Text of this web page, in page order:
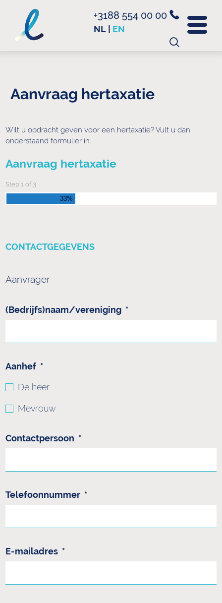
+3188 554 00 00
NL EN
Aanvraag hertaxatie
Wilt u opdracht geven voor een hertaxatie? Vult u dan
onderstaand formulier in.
Aanvraag hertaxatie
Step1 of 3
33%
CONTACTGEGEVENS
Aanvrager
(Bedrijfs)naam/vereniging *
Aanhef *
De heer
Mevrouw
Contactpersoon *
Telefoonnummer *
E-mailadres *